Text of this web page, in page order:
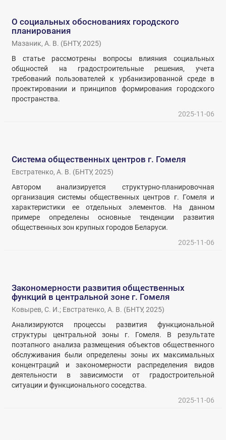
О социальных обоснованиях городского
планирования
Мазаник, А. В. (БНТУ,2025)
В статье рассмотрены вопросы влияния социальных
общностей на градостроительные решения, учета
требований пользователей к урбанизированной среде в
проектировании и принципов формирования городского
пространства.
2025-11-06
Система общественных центров г. Гомеля
Евстратенко, А. В. (БНТУ,2025)
Автором анализируется структурно-планировочная
организация системы общественных центров г. Гомеля и
характеристики ее отдельных элементов. На данном
примере определены основные тенденции развития
общественных зон крупных городов Беларуси.
2025-11-06
Закономерности развития общественных
функций в центральной зоне г. Гомеля
Ковырев, С. И.; Евстратенко, А. В. (БНТУ,2025)
Анализируются процессы развития функциональной
структуры центральной зоны г. Гомеля. В результате
поэтапного анализа размещения объектов общественного
обслуживания были определены зоны их максимальных
концентраций и закономерности распределения видов
деятельности в зависимости от градостроительной
ситуации и функционального соседства.
2025-11-06